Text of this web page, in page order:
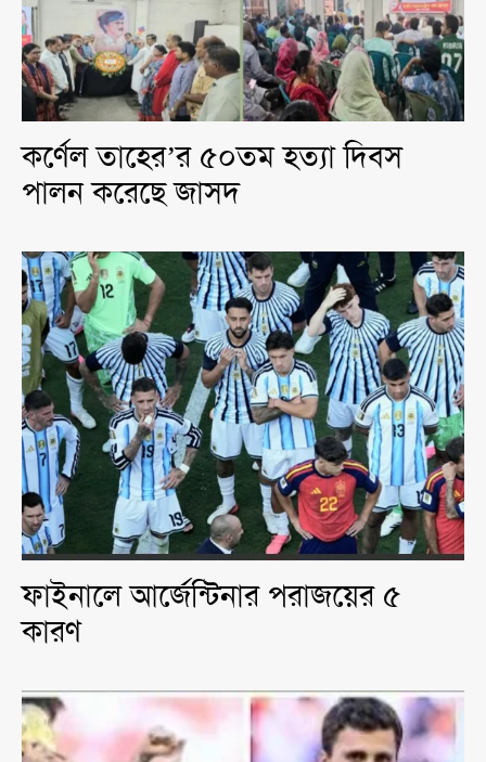
কর্ণেল তাহের’র ৫০তম হত্যা দিবস
পালন করেছে জাসদ
ফাইনালে আর্জেন্টিনার পরাজয়ের ৫
কারণ